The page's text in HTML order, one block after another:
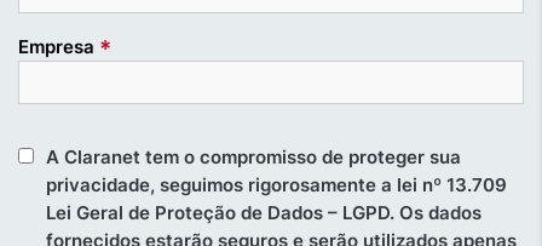
Empresa *
A Claranet tem o compromisso de proteger sua
privacidade, seguimos rigorosamente a lei nº 13.709
Lei Geral de Proteção de Dados – LGPD. Os dados
fornecidos estarão seguros e serão utilizados apenas